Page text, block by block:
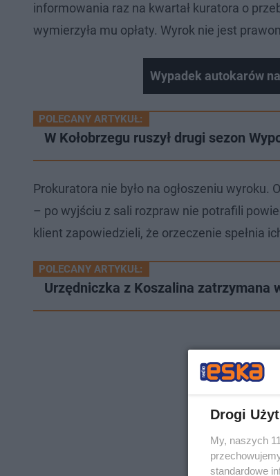
informowania raz na kwartał kuratora o
wymierzyła mu opłaty. Wyrok nie jest
Wypadek autokarów
POLECANY ARTYKUŁ:
W Kołobrzegu ruszył drugi sezon
Prokuratora nie było na ogłoszeniu wyroku.
– po wyjściu z sali rozpraw nie potrafili
klient zapowiedzieli, że orzeczenie spełnia
POLECANY ARTYKUŁ:
Urzędniczka z Koszalina
Drogi
My, naszych
standardowe